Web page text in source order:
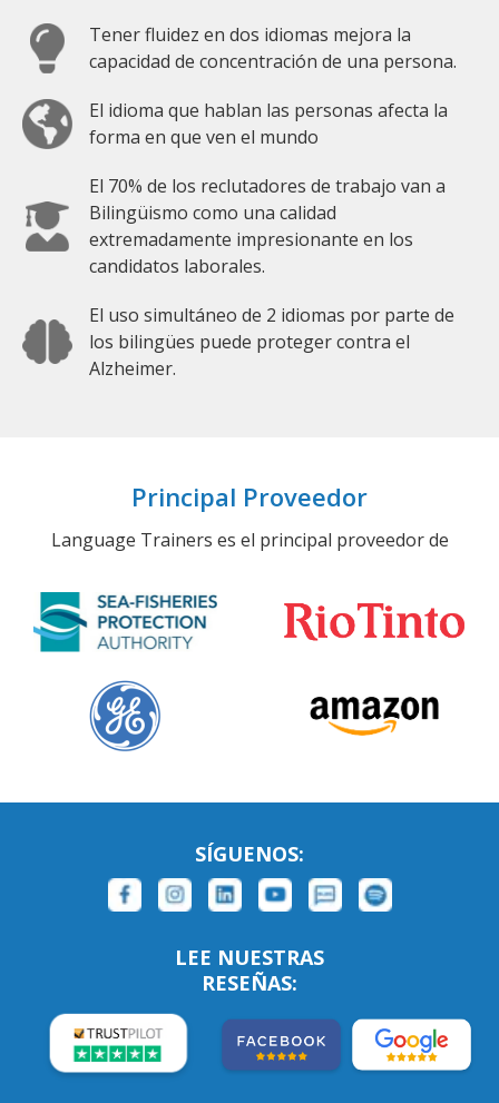
Tener fluidez en dos idiomas mejora la
capacidad de concentración de una persona.
El idioma que hablan las personas afecta la
forma en que ven el mundo
El 70% de los reclutadores de trabajo van a
Bilingüismo como una calidad
extremadamente impresionante en los
candidatos laborales.
El uso simultáneo de 2 idiomas por parte de
los bilingües puede proteger contra el
Alzheimer.
Principal Proveedor
Language Trainers es el principal proveedor de
SÍGUENOS:
LEE NUESTRAS
RESEÑAS: